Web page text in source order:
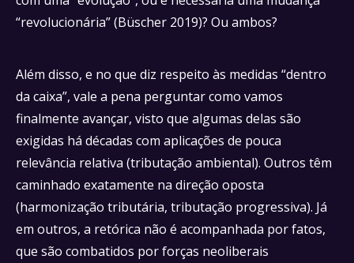
“revolucionária” (Büscher 2019)? Ou ambos?
Além disso, e no que diz respeito às medidas “dentro
da caixa”, vale a pena perguntar como vamos
finalmente avançar, visto que algumas delas são
exigidas há décadas com aplicações de pouca
relevância relativa (tributação ambiental). Outros têm
caminhado exatamente na direção oposta
(harmonização tributária, tributação progressiva). Já
em outros, a retórica não é acompanhada por fatos,
que são combatidos por forças neoliberais